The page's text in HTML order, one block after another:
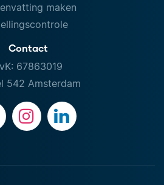
maken
Contact
67863019
542 Amsterdam